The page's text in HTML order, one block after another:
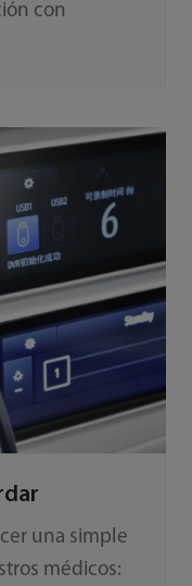
con
una simple
médicos: